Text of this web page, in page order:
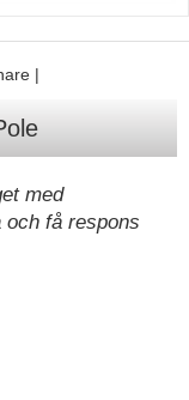
|
med
få respons